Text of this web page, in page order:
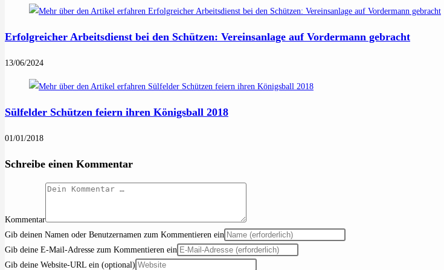
Erfolgreicher Arbeitsdienst bei den Schützen: Vereinsanlage auf Vordermann gebracht
13/06/2024
Sülfelder Schützen feiern ihren Königsball 2018
01/01/2018
Schreibe einen Kommentar
Kommentar
Gib deinen Namen oder Benutzernamen zum Kommentieren ein
Gib deine E-Mail-Adresse zum Kommentieren ein
Gib deine Website-URL ein (optional)